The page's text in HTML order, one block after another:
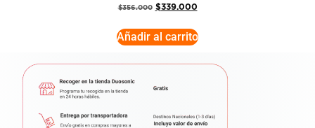
$356.000 $339.000
Añadir al carrito